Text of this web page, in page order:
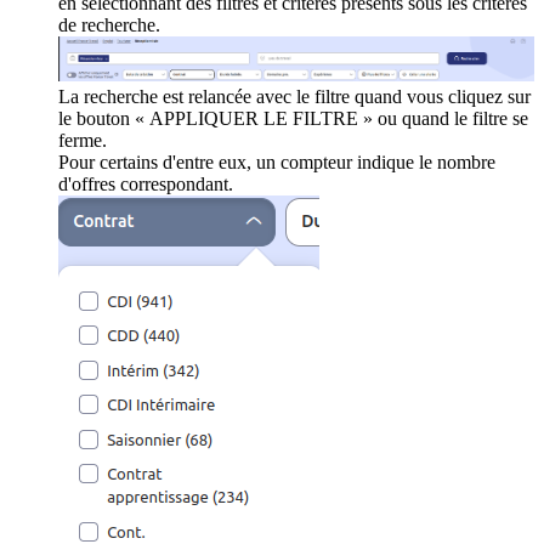
de recherche.
La recherche est relancée avec le filtre quand vous cliquez sur
le bouton « APPLIQUER LE FILTRE » ou quand le filtre se
ferme.
Pour certains d'entre eux, un compteur indique le nombre
d'offres correspondant.